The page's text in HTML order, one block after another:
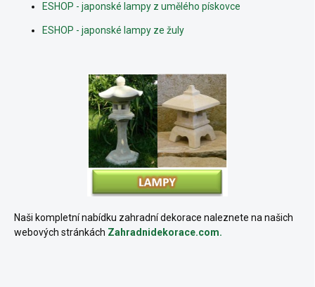
ESHOP - japonské lampy z umělého pískovce
ESHOP - japonské lampy ze žuly
Naši kompletní nabídku zahradní dekorace naleznete na našich
webových stránkách Zahradnidekorace.com.